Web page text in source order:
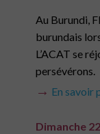
Au Burundi,
burundais
L’ACAT se
persévérons.
→ En savoir
Dimanche